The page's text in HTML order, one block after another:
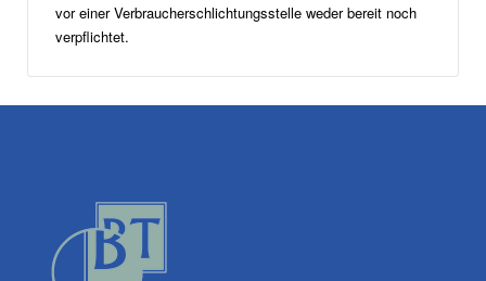
vor einer Verbraucherschlichtungsstelle weder bereit noch
verpflichtet.